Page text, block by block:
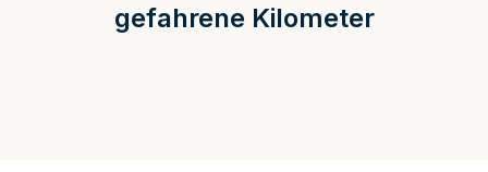
gefahrene Kilometer